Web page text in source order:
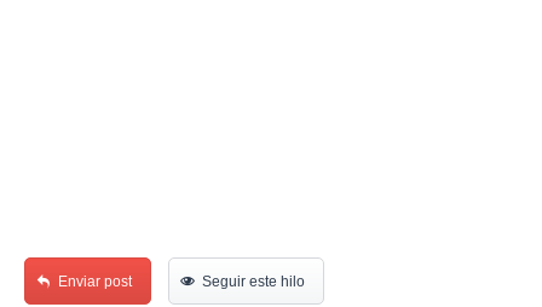
Enviar post Seguir este hilo